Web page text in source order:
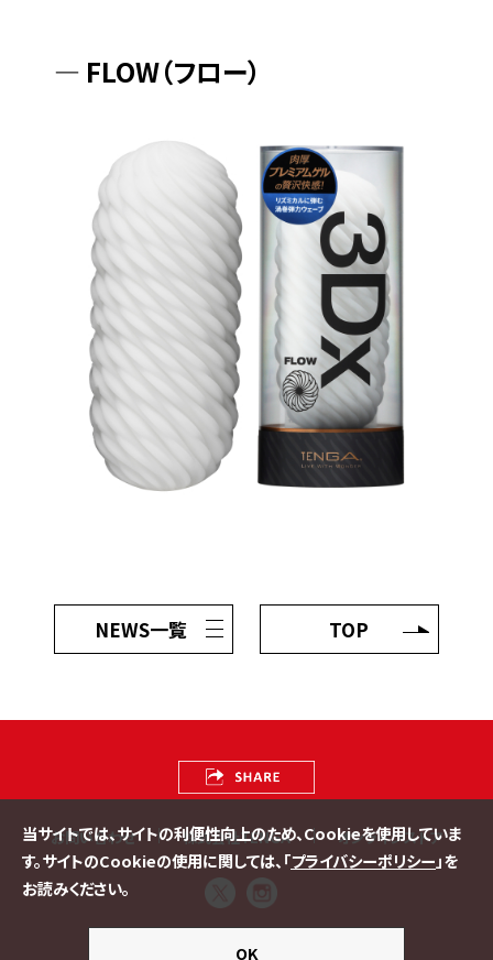
― FLOW（フロー）
NEWS一覧 TOP
お問い合わせ 株式会社TENGA オンラインストア
copyright(c)TENGA Co., Ltd. all rights reserved.